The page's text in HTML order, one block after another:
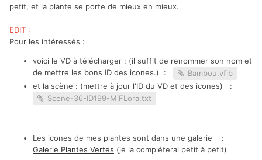
petit, et la plante se porte de mieux en mieux.
EDIT :
Pour les intéressés :
voici le VD à télécharger : (il suffit de renommer son nom et
de mettre les bons ID des icones.) :
Bambou.vfib
et la scène : (mettre à jour l'ID du VD et des icones) :
Scene-36-ID199-MiFLora.txt
Les icones de mes plantes sont dans une galerie :
Galerie Plantes Vertes (je la compléterai petit à petit)